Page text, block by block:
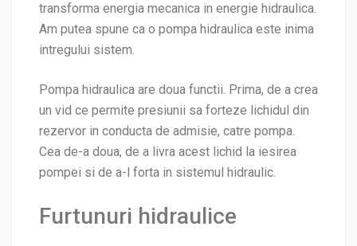
transforma energia mecanica in energie hidraulica.
Am putea spune ca o pompa hidraulica este inima
intregului sistem.
Pompa hidraulica are doua functii. Prima, de a crea
un vid ce permite presiunii sa forteze lichidul din
rezervor in conducta de admisie, catre pompa.
Cea de-a doua, de a livra acest lichid la iesirea
pompei si de a-l forta in sistemul hidraulic.
Furtunuri hidraulice